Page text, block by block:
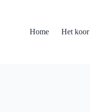
Home Het koor